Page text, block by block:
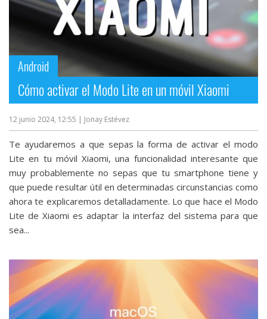
Android
Cómo activar el Modo Lite en un móvil Xiaomi
12 junio 2024, 12:55 | Jonay Estévez
Te ayudaremos a que sepas la forma de activar el modo
Lite en tu móvil Xiaomi, una funcionalidad interesante que
muy probablemente no sepas que tu smartphone tiene y
que puede resultar útil en determinadas circunstancias como
ahora te explicaremos detalladamente. Lo que hace el Modo
Lite de Xiaomi es adaptar la interfaz del sistema para que
sea...